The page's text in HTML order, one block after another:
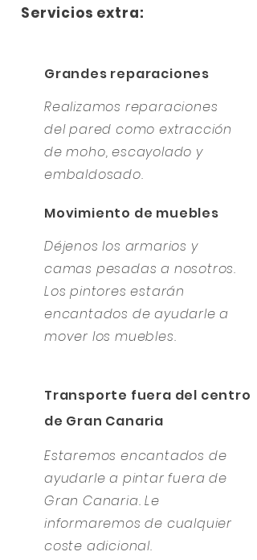
Servicios extra:
Grandes reparaciones
Realizamos reparaciones
del pared como extracción
de moho, escayolado y
embaldosado.
Movimiento de muebles
Déjenos los armarios y
camas pesadas a nosotros.
Los pintores estarán
encantados de ayudarle a
mover los muebles.
Transporte fuera del centro
de Gran Canaria
Estaremos encantados de
ayudarle a pintar fuera de
Gran Canaria. Le
informaremos de cualquier
coste adicional.